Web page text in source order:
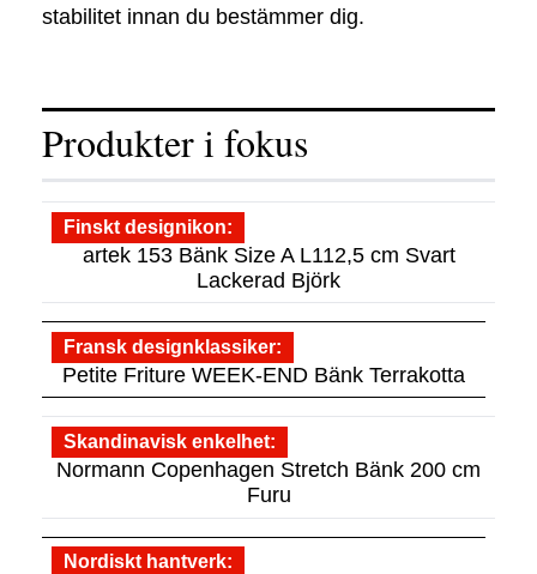
stabilitet innan du bestämmer dig.
Produkter i fokus
Finskt designikon
artek 153 Bänk Size A L112,5 cm Svart
Lackerad Björk
Fransk designklassiker
Petite Friture WEEK-END Bänk Terrakotta
Skandinavisk enkelhet
Normann Copenhagen Stretch Bänk 200 cm
Furu
Nordiskt hantverk